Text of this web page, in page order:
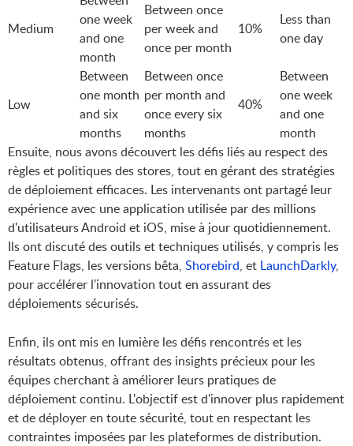
Medium
one week
and one
month
Between once
per week and
once per month
10%
Less than
one day
Low
Between
one month
and six
months
Between once
per month and
once every six
months
40%
Between
one week
and one
month
Ensuite, nous avons découvert les défis liés au respect des
règles et politiques des stores, tout en gérant des stratégies
de déploiement efficaces. Les intervenants ont partagé leur
expérience avec une application utilisée par des millions
d'utilisateurs Android et iOS, mise à jour quotidiennement.
Ils ont discuté des outils et techniques utilisés, y compris les
Feature Flags, les versions bêta, Shorebird, et LaunchDarkly,
pour accélérer l'innovation tout en assurant des
déploiements sécurisés.
Enfin, ils ont mis en lumière les défis rencontrés et les
résultats obtenus, offrant des insights précieux pour les
équipes cherchant à améliorer leurs pratiques de
déploiement continu. L'objectif est d'innover plus rapidement
et de déployer en toute sécurité, tout en respectant les
contraintes imposées par les plateformes de distribution.